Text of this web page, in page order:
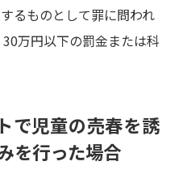
るものとして罪に問われ
万円以下の罰金または科
で児童の売春を誘
を行った場合